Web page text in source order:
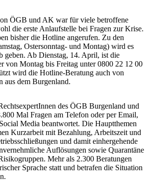
ÖGB und AK war für viele betroffene
die erste Anlaufstelle bei Fragen zur Krise.
bisher die Hotline angerufen. Zu den
Ostersonntag- und Montag) wird es
geben. Ab Dienstag, 14. April, ist die
von Montag bis Freitag unter 0800 22 12 00
wird die Hotline-Beratung auch von
aus dem Burgenland.
des ÖGB Burgenland und
Mal Fragen am Telefon oder per Email,
Media beantwortet. Die Hauptthemen
Kurzarbeit mit Bezahlung, Arbeitszeit und
und damit einhergehende
Auflösungen sowie Quarantäne
Mehr als 2.300 Beratungen
Sprache statt und betrafen die Situation